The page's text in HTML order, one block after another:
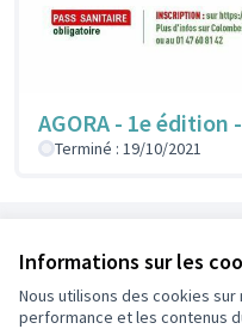
Informations sur les
Nous utilisons des cookies
performance et les contenus
AGORA - 1e édition
Terminé : 19/10/2021
Conditions d'utilisation
Paramètres des cookies